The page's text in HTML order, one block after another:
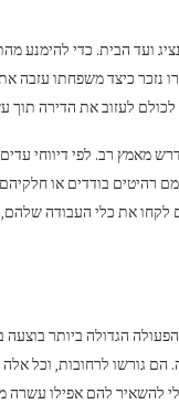
ועד הבית. כדי להימנע
מאמץ רב. לפי דיווחי
רהיטים בודדים או
לקחו את כלי העבודה
גורשו לרחובות, וכל אלה
להשאיר להם אפילו